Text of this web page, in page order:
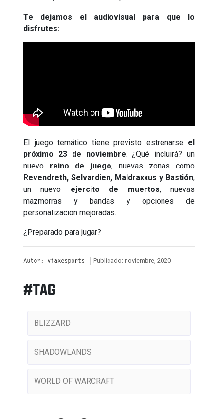
Te dejamos el audiovisual para que lo
disfrutes:
El juego temático tiene previsto estrenarse el
próximo 23 de noviembre. ¿Qué incluirá? un
nuevo reino de juego, nuevas zonas como
Revendreth, Selvardien, Maldraxxus y Bastión;
un nuevo ejercito de muertos, nuevas
mazmorras y bandas y opciones de
personalización mejoradas.
¿Preparado para jugar?
Autor: viaxesports | Publicado: noviembre, 2020
#TAG
BLIZZARD
SHADOWLANDS
WORLD OF WARCRAFT